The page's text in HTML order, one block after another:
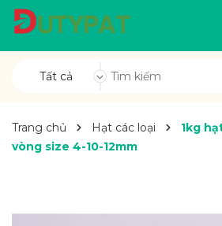
Tất cả
Trang chủ Hạt các loại
1kg
vòng size 4-10-12mm